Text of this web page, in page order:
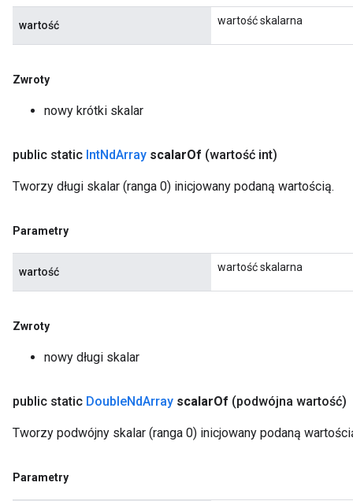
wartość wartość skalarna
Zwroty
nowy krótki skalar
public static IntNdArray scalarOf (wartość int)
Tworzy długi skalar (ranga 0) inicjowany podaną wartością.
Parametry
wartość wartość skalarna
Zwroty
nowy długi skalar
public static DoubleNdArray scalarOf (podwójna wartość)
Tworzy podwójny skalar (ranga 0) inicjowany podaną
Parametry